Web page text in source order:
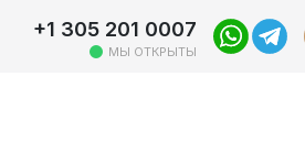
+1 305 201 0007
МЫ ОТКРЫТЫ